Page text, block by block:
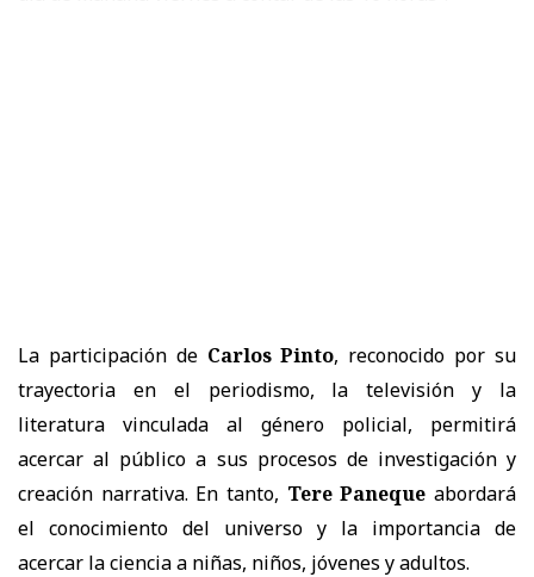
La participación de Carlos Pinto, reconocido por su
trayectoria en el periodismo, la televisión y la
literatura vinculada al género policial, permitirá
acercar al público a sus procesos de investigación y
creación narrativa. En tanto, Tere Paneque abordará
el conocimiento del universo y la importancia de
acercar la ciencia a niñas, niños, jóvenes y adultos.